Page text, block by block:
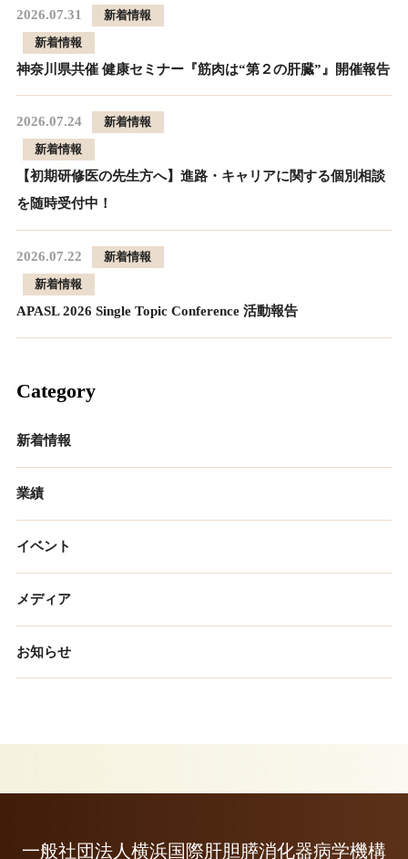
2026.07.31
新着情報
新着情報
神奈川県共催 健康セミナー『筋肉は“第２の肝臓”』開催報告
2026.07.24
新着情報
新着情報
【初期研修医の先生方へ】進路・キャリアに関する個別相談
を随時受付中！
2026.07.22
新着情報
新着情報
APASL 2026 Single Topic Conference 活動報告
Category
新着情報
業績
イベント
メディア
お知らせ
一般社団法人横浜国際肝胆膵消化器病学機構